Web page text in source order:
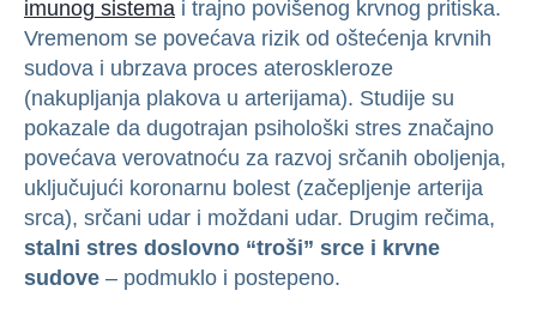
imunog sistema i trajno povišenog krvnog pritiska.
Vremenom se povećava rizik od oštećenja krvnih
sudova i ubrzava proces ateroskleroze
(nakupljanja plakova u arterijama). Studije su
pokazale da dugotrajan psihološki stres značajno
povećava verovatnoću za razvoj srčanih oboljenja,
uključujući koronarnu bolest (začepljenje arterija
srca), srčani udar i moždani udar. Drugim rečima,
stalni stres doslovno “troši” srce i krvne
sudove – podmuklo i postepeno.